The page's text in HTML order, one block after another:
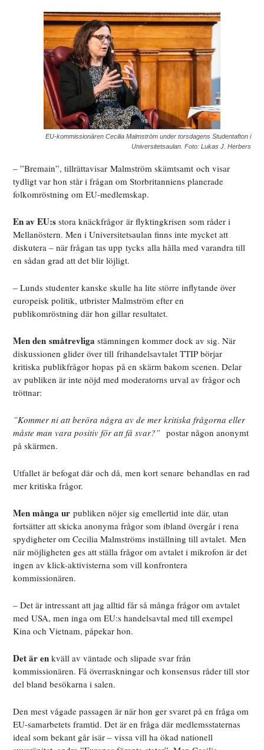
EU-kommissionären Cecilia Malmström under torsdagens Studentafton i
Universitetsaulan. Foto: Lukas J. Herbers
– ”Bremain”, tillrättavisar Malmström skämtsamt och visar
tydligt var hon står i frågan om Storbritanniens planerade
folkomröstning om EU-medlemskap.
En av EU:s stora knäckfrågor är flyktingkrisen som råder i
Mellanöstern. Men i Universitetsaulan finns inte mycket att
diskutera – när frågan tas upp tycks alla hålla med varandra till
en sådan grad att det blir löjligt.
– Lunds studenter kanske skulle ha lite större inflytande över
europeisk politik, utbrister Malmström efter en
publikomröstning där hon gillar resultatet.
Men den småtrevliga stämningen kommer dock av sig. När
diskussionen glider över till frihandelsavtalet TTIP börjar
kritiska publikfrågor hopas på en skärm bakom scenen. Delar
av publiken är inte nöjd med moderatorns urval av frågor och
tröttnar:
”Kommer ni att beröra några av de mer kritiska frågorna eller
måste man vara positiv för att få svar?” postar någon anonymt
på skärmen.
Utfallet är befogat där och då, men kort senare behandlas en rad
mer kritiska frågor.
Men många urpubliken nöjer sig emellertid inte där, utan
fortsätter att skicka anonyma frågor som ibland övergår i rena
spydigheter om Cecilia Malmströms inställning till avtalet.Men
när möjligheten ges att ställa frågor om avtalet i mikrofon är det
ingen av klick-aktivisterna som vill konfrontera
kommissionären.
– Det är intressant att jag alltid får så många frågor om avtalet
med USA, men inga om EU:s handelsavtal med till exempel
Kina och Vietnam, påpekar hon.
Det är en kväll av väntade och slipade svar från
kommissionären. Få överraskningar och konsensus råder till stor
del bland besökarna i salen.
Den mest vågade passagen är när hon ger svaret på en fråga om
EU-samarbetets framtid. Det är en fråga där medlemsstaternas
ideal som bekant går isär – vissa vill ha ökad nationell